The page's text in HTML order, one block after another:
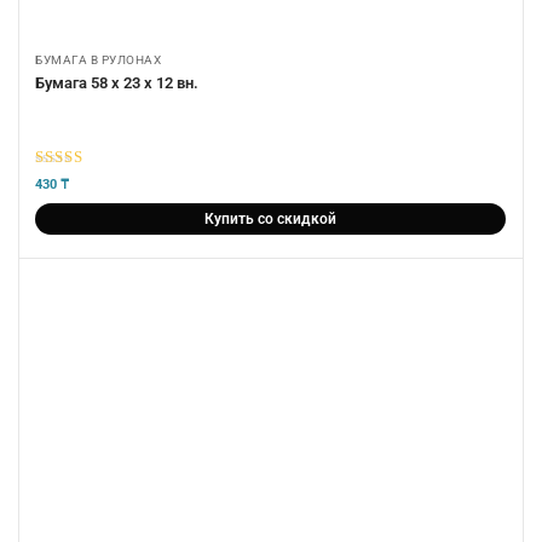
БУМАГА В РУЛОНАХ
Бумага 58 х 23 х 12 вн.
5из 5
430 ₸
Купить со скидкой